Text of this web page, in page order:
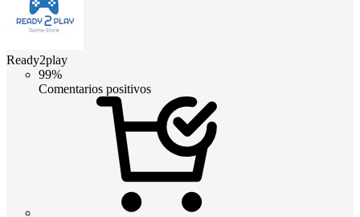
Ready2play
99%
Comentarios positivos